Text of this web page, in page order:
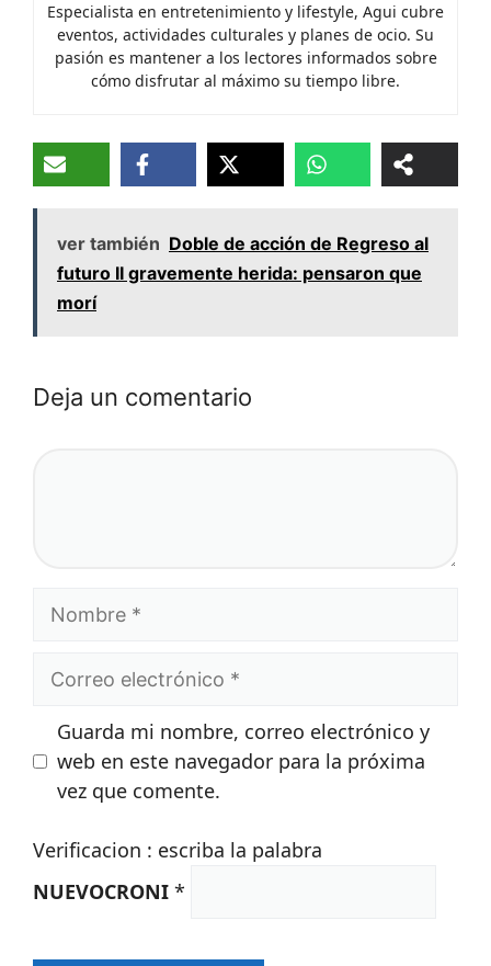
Especialista en entretenimiento y lifestyle, Agui cubre
eventos, actividades culturales y planes de ocio. Su
pasión es mantener a los lectores informados sobre
cómo disfrutar al máximo su tiempo libre.
ver también Doble de acción de Regreso al
futuro II gravemente herida: pensaron que
morí
Deja un comentario
Nombre
Correo
Guarda mi nombre, correo electrónico y
web en este navegador para la próxima
vez que comente.
Verificacion : escriba la palabra
NUEVOCRONI *